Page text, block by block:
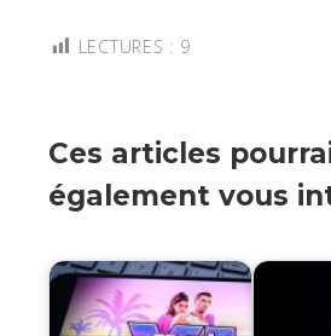
LECTURES : 9
Ces articles
également vous